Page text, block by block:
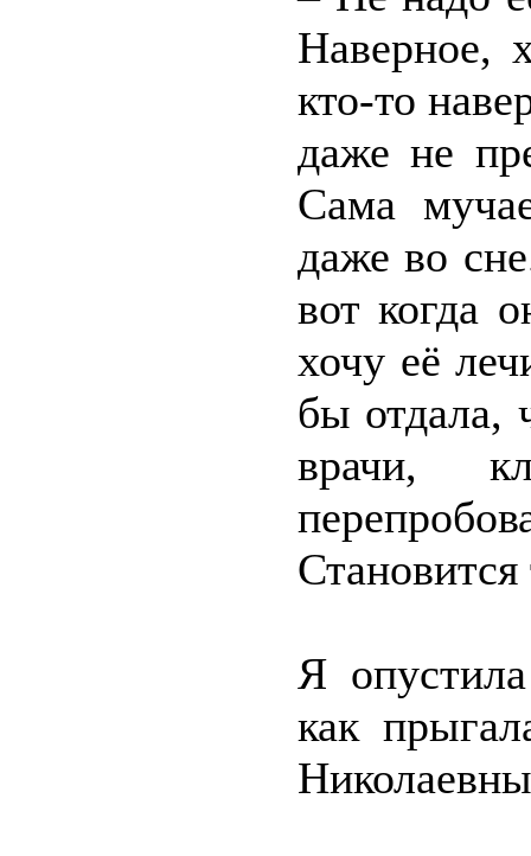
Наверное,
кто-то
даже не
Сама
даже во
вот когда
хочу её
бы отдала,
врачи,
Я
как